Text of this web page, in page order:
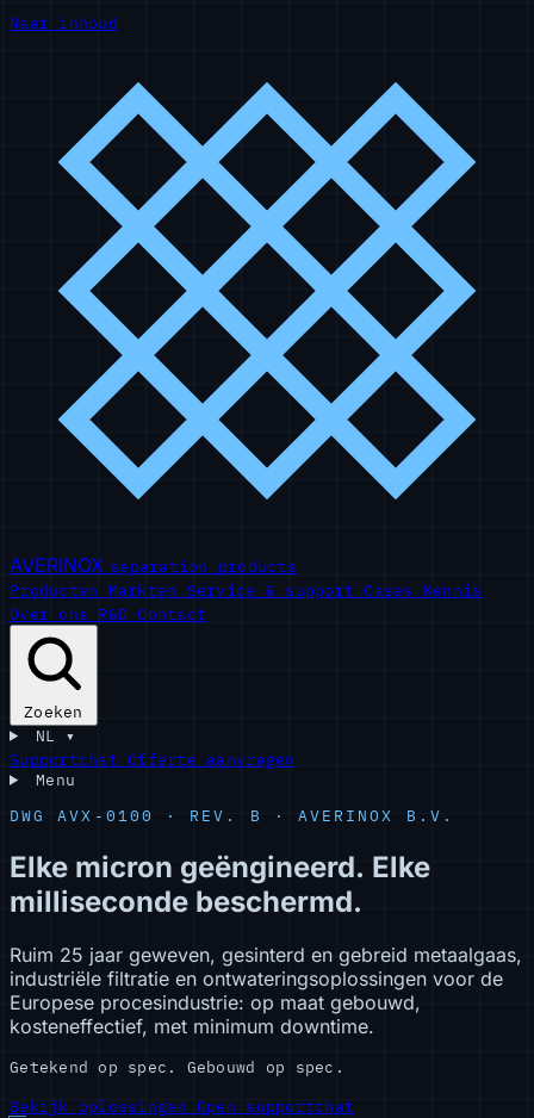
Naar inhoud
AVERINOX separation products
Producten Markten Service & support Cases Kennis
Over ons R&D Contact
Zoeken
NL ▾
SupportchatOfferte aanvragen
Menu
DWG AVX-0100 · REV. B · AVERINOX B.V.
Elke micron geëngineerd. Elke
milliseconde beschermd.
Ruim 25 jaar geweven, gesinterd en gebreid metaalgaas,
industriële filtratie en ontwateringsoplossingen voor de
Europese procesindustrie: op maat gebouwd,
kosteneffectief, met minimum downtime.
Getekend op spec. Gebouwd op spec.
Bekijk oplossingen Open supportchat